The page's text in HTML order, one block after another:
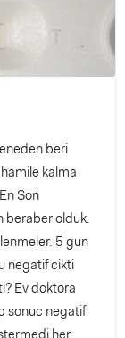
beri
kalma
Son
beraber olduk.
5 gun
negatif cikti
Ev doktora
sonuc negatif